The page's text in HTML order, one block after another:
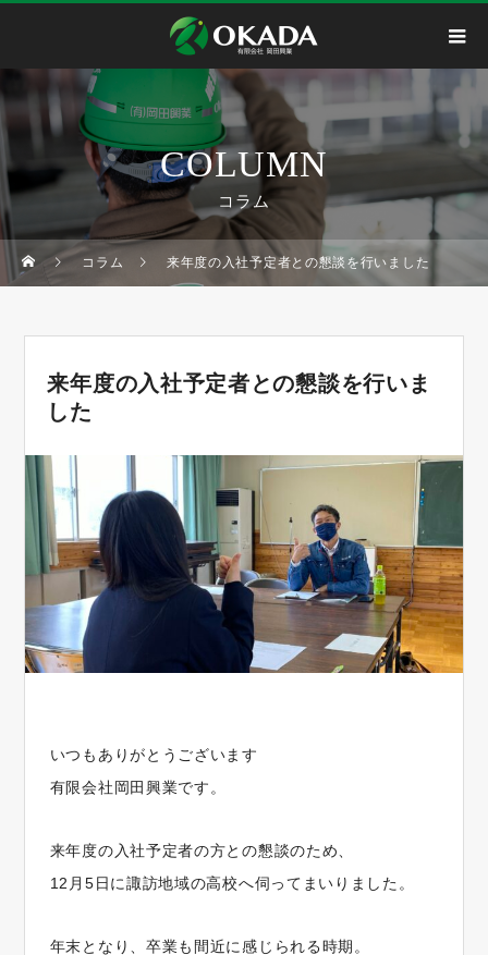
COLUMN
コラム
コラム 来年度の入社予定者との懇談を行いました
来年度の入社予定者との懇談を行いま
した
いつもありがとうございます
有限会社岡田興業です。
来年度の入社予定者の方との懇談のため、
12月5日に諏訪地域の高校へ伺ってまいりました。
年末となり、卒業も間近に感じられる時期。